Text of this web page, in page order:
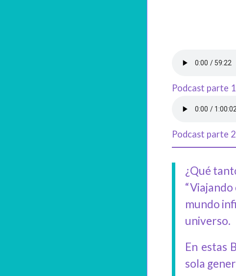
Podcast parte 1
Podcast parte 2
¿Qué
mundo
universo.
En estas
sola